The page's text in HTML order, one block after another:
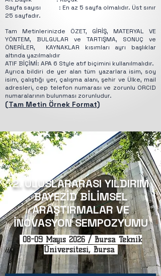
Sayfa sayısı : En az 5 sayfa olmalıdır. Üst sınır
25 sayfadır.
Tam Metinlerinizde ÖZET, GİRİŞ, MATERYAL VE
YÖNTEM, BULGULAR ve TARTIŞMA, SONUÇ ve
ÖNERİLER, KAYNAKLAR kısımları ayrı başlıklar
altında yazılmalıdır
ATIF BİÇİMİ: APA 6 Style atıf biçimini kullanılmalıdır.
Ayrıca bildiri de yer alan tüm yazarlara isim, soy
isim, çalıştığı yer, çalışma alanı, şehir ve Ülke, mail
adresleri, cep telefon numarası ve zorunlu ORCID
numaralarının bulunması zorunludur.
(Tam Metin Örnek Format)
2. ULUSLARARASI YILDIRIM
BAYEZİD BİLİMSEL
ARAŞTIRMALAR VE
İNOVASYON SEMPOZYUMU
08-09 Mayıs 2026 / Bursa Teknik
Üniversitesi, Bursa